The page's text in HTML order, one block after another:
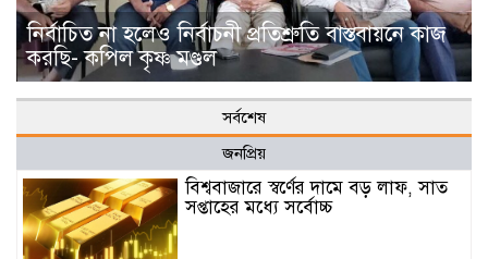
নির্বাচিত না হলেও নির্বাচনী প্রতিশ্রুতি বাস্তবায়নে কাজ
করছি- কপিল কৃষ্ণ মণ্ডল
সর্বশেষ
জনপ্রিয়
বিশ্ববাজারে স্বর্ণের দামে বড় লাফ, সাত
সপ্তাহের মধ্যে সর্বোচ্চ